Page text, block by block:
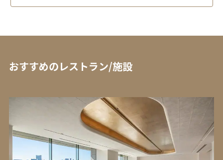
おすすめのレストラン/施設